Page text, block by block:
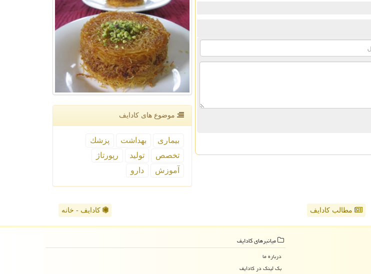
موضوع های كادایف
بیماری بهداشت
پزشك
تخصص
تولید
رپورتاژ
آموزش
دارو
مطالب کادایف کادایف - خانه
میانبرهای كادایف
درباره ما
بک لینک در كادایف